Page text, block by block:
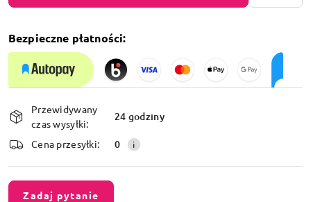
Bezpieczne płatności:
Dostępność
i
dostawa
Przewidywany
czas wysyłki:
24 godziny
Cena przesyłki: 0
Zadaj pytanie